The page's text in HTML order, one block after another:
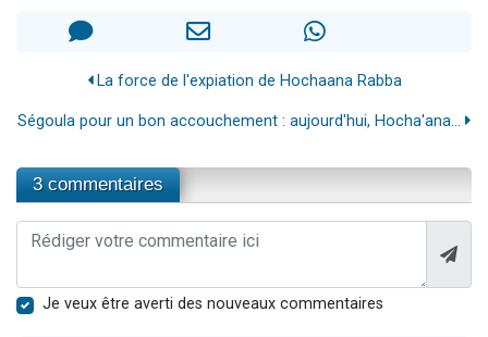
La force de l'expiation de Hochaana Rabba
Ségoula pour un bon accouchement : aujourd'hui, Hocha'ana...
3 commentaires
Je veux être averti des nouveaux commentaires